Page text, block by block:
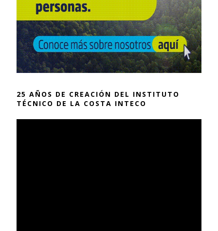
25 AÑOS DE CREACIÓN DEL INSTITUTO
TÉCNICO DE LA COSTA INTECO